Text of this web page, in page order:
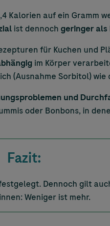
Kalorien auf ein Gramm
ist dennoch geringer
für Kuchen und
im Körper
(Ausnahme Sorbitol)
und
oder Bonbons, in
Fazit:
Dennoch gilt
Weniger ist mehr.